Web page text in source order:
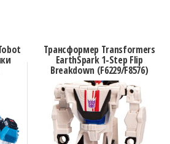
Трансформер Transformers
EarthSpark 1-Step Flip
Breakdown (F6229/F8576)